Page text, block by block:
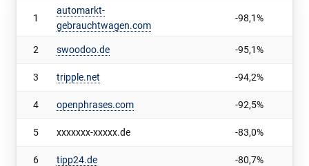
1
automarkt-
gebrauchtwagen.com
-98,1%
2 swoodoo.de -95,1%
3 tripple.net -94,2%
4 openphrases.com -92,5%
5 xxxxxxx-xxxxx.de -83,0%
6 tipp24.de -80,7%